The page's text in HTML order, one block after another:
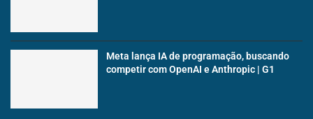
Meta lança IA de programação, buscando
competir com OpenAI e Anthropic | G1